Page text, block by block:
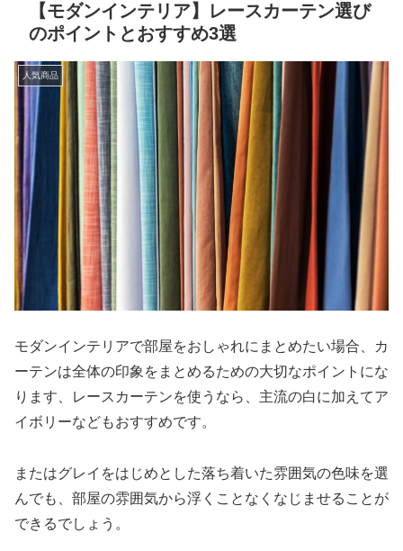
【モダンインテリア】レースカーテン選び
のポイントとおすすめ3選
人気商品
モダンインテリアで部屋をおしゃれにまとめたい場合、カ
ーテンは全体の印象をまとめるための大切なポイントにな
ります、レースカーテンを使うなら、主流の白に加えてア
イボリーなどもおすすめです。
またはグレイをはじめとした落ち着いた雰囲気の色味を選
んでも、部屋の雰囲気から浮くことなくなじませることが
できるでしょう。